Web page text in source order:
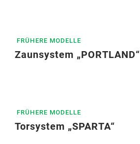
FRÜHERE MODELLE
Zaunsystem „PORTLAND“
FRÜHERE MODELLE
Torsystem „SPARTA“